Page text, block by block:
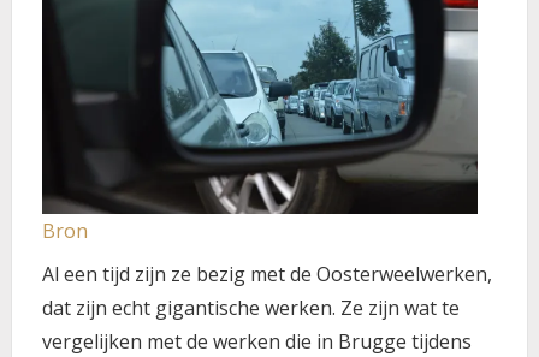
Bron
Al een tijd zijn ze bezig met de Oosterweelwerken,
dat zijn echt gigantische werken. Ze zijn wat te
vergelijken met de werken die in Brugge tijdens